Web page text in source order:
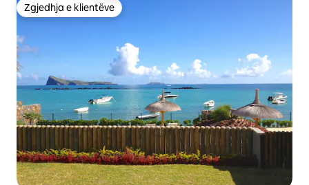
Zgjedhja e klientëve
Zgjedhja e klientëve